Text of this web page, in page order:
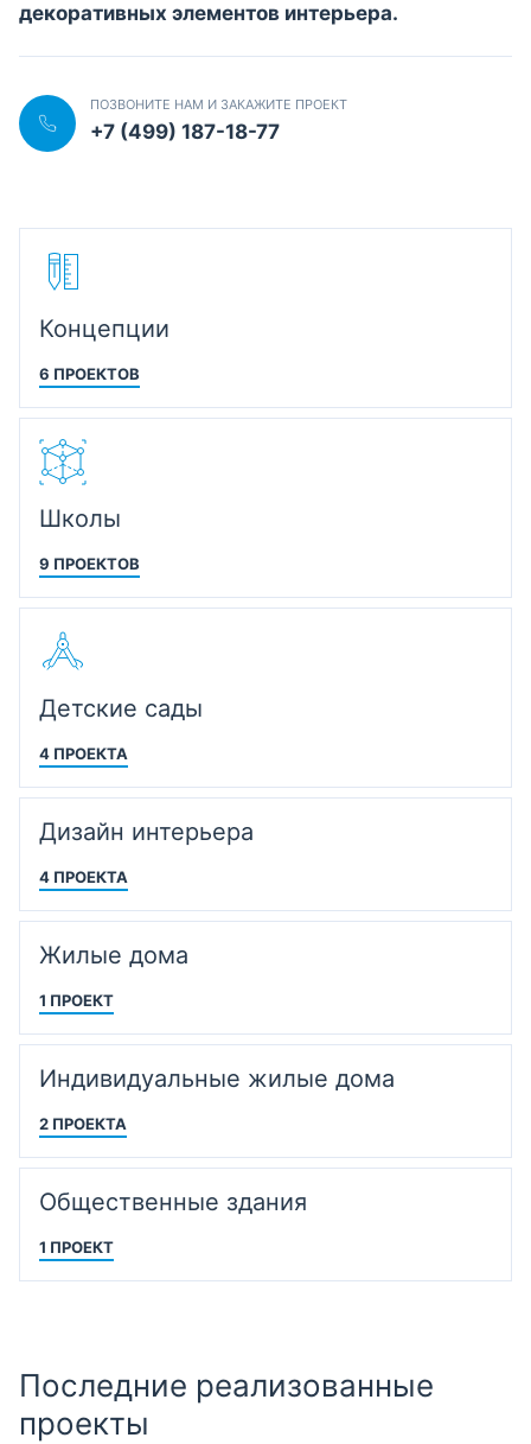
декоративных элементов интерьера.
ПОЗВОНИТЕ НАМ И ЗАКАЖИТЕ ПРОЕКТ
+7 (499) 187-18-77
Концепции
6 ПРОЕКТОВ
Школы
9 ПРОЕКТОВ
Детские сады
4 ПРОЕКТА
Дизайн интерьера
4 ПРОЕКТА
Жилые дома
1 ПРОЕКТ
Индивидуальные жилые дома
2 ПРОЕКТА
Общественные здания
1 ПРОЕКТ
Последние реализованные
проекты